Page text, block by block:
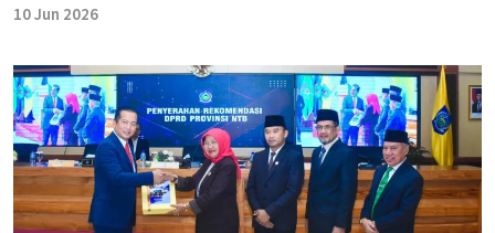
10 Jun 2026